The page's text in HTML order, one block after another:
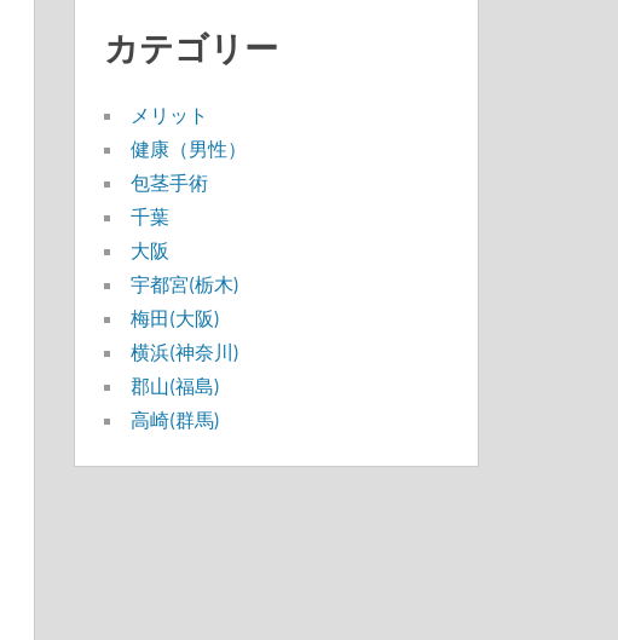
カテゴリー
メリット
健康（男性）
包茎手術
千葉
大阪
宇都宮(栃木)
梅田(大阪)
横浜(神奈川)
郡山(福島)
高崎(群馬)